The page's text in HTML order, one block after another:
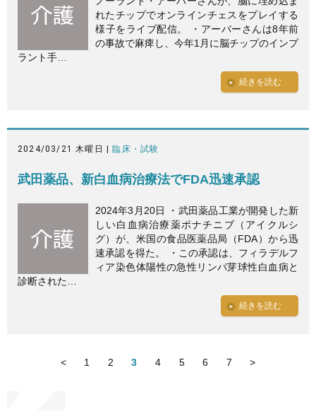
れたチップでオンラインチェスをプレイする
様子をライブ配信。 ・アーバーさんは8年前
の事故で麻痺し、今年1月に脳チップのインプ
ラント手…
続きを読む
2024/03/21 木曜日 | 臨床・試験
武田薬品、新白血病治療法でFDA迅速承認
2024年3月20日 ・武田薬品工業が開発した新
しい白血病治療薬ポナチニブ（アイクルシ
グ）が、米国の食品医薬品局（FDA）から迅
速承認を得た。 ・この承認は、フィラデルフ
ィア染色体陽性の急性リンパ芽球性白血病と
診断された…
続きを読む
< 1 2 3 4 5 6 7 >